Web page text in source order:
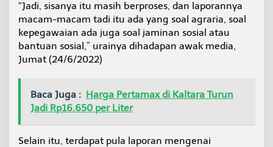
“Jadi, sisanya itu masih berproses, dan laporannya
macam-macam tadi itu ada yang soal agraria, soal
kepegawaian ada juga soal jaminan sosial atau
bantuan sosial,” urainya dihadapan awak media,
Jumat (24/6/2022)
Baca Juga : Harga Pertamax di Kaltara Turun
Jadi Rp16.650 per Liter
Selain itu, terdapat pula laporan mengenai